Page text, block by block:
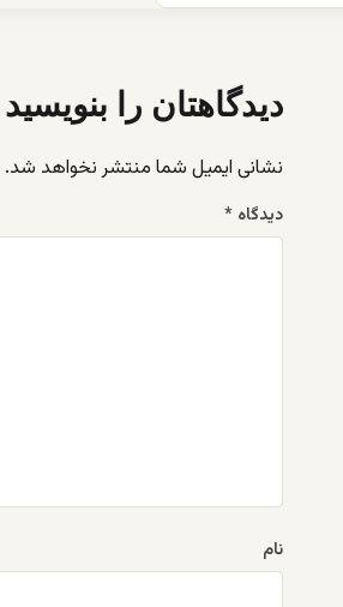
دیدگاهتان را بنویسید
نشانی ایمیل شما منتشر نخواهد شد.
دیدگاه *
نام